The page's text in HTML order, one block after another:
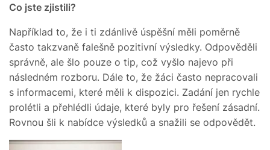
Co jste zjistili?
Například to, že i ti zdánlivě úspěšní měli poměrně
často takzvaně falešně pozitivní výsledky. Odpověděli
správně, ale šlo pouze o tip, což vyšlo najevo při
následném rozboru. Dále to, že žáci často nepracovali
s informacemi, které měli k dispozici. Zadání jen rychle
prolétli a přehlédli údaje, které byly pro řešení zásadní.
Rovnou šli k nabídce výsledků a snažili se odpovědět.